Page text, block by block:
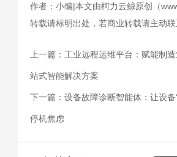
作者：小编|本文由柯力云鲸原创（
转载请标明出处，若商业转载请主动联
上一篇： 工业远程运维平台：赋能制
站式智能解决方案
下一篇： 设备故障诊断智能体：让设备
停机焦虑